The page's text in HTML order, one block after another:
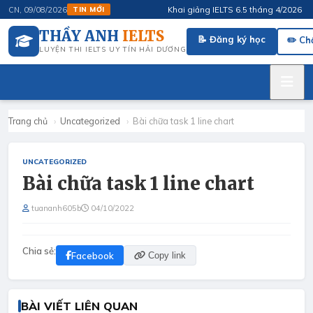
CN, 09/08/2026 TIN MỚI Khai giảng IELTS 6.5 tháng 4/2026 ·
THẦY ANH IELTS
LUYỆN THI IELTS UY TÍN HẢI DƯƠNG
📝 Đăng ký học ✏️
Trang chủ › Uncategorized › Bài chữa task 1 line chart
UNCATEGORIZED
Bài chữa task 1 line chart
tuananh605b 04/10/2022
Chia sẻ: Facebook Copy link
BÀI VIẾT LIÊN QUAN